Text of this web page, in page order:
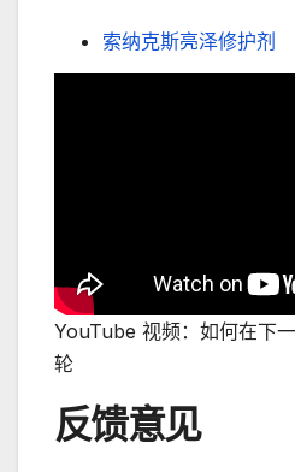
索纳克斯亮泽修护剂
YouTube 视频：如何在下
轮
反馈意见